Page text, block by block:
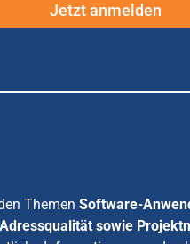
Jetzt anmelden
Themen Software-
sowie